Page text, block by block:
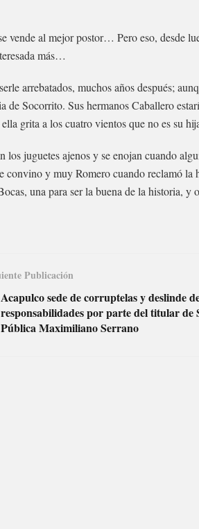
vende al mejor postor… Pero eso, desde
más…
arrebatados, muchos años después;
Socorrito. Sus hermanos Caballero
grita a los cuatro vientos que no es su
juguetes ajenos y se enojan cuando
y muy Romero cuando reclamó la
una para ser la buena de la historia, y
Publicación
Acapulco sede de corruptelas y deslinde
responsabilidades por parte del titular de
Pública Maximiliano Serrano